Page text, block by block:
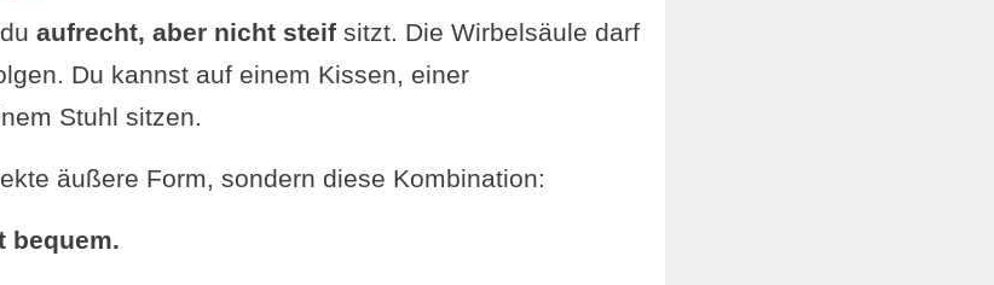
aufrecht, aber nicht steifsitzt. Die Wirbelsäule darf
Du kannst auf einem Kissen, einer
Stuhl sitzen.
äußere Form, sondern diese Kombination:
bequem.